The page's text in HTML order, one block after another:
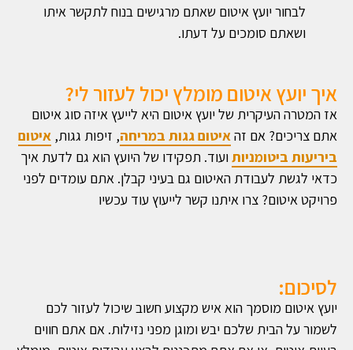
לבחור יועץ איטום שאתם מרגישים בנוח לתקשר איתו
ושאתם סומכים על דעתו.
איך יועץ איטום מומלץ יכול לעזור לי?
אז המטרה העיקרית של יועץ איטום היא לייעץ איזה סוג איטום
אתם צריכים? אם זהאיטום גגות במריחה, זיפות גגות, איטום
ביריעות ביטומניותועוד. תפקידו של היועץ הוא גם לדעת איך
כדאי לגשת לעבודת האיטום גם בעיני קבלן. אתם עומדים לפני
פרויקט איטום? צרו איתנו קשר לייעוץ עוד עכשיו
לסיכום:
יועץ איטום מוסמך הוא איש מקצוע חשוב שיכול לעזור לכם
לשמור על הבית שלכם יבש ומוגן מפני נזילות. אם אתם חווים